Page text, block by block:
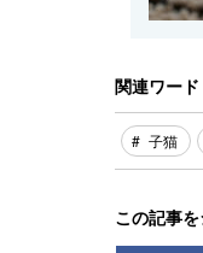
関連ワード
子猫
この記事